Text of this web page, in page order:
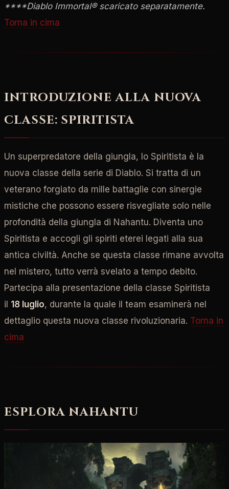
****Diablo Immortal® scaricato separatamente.
Torna in cima
INTRODUZIONE ALLA NUOVA
CLASSE: SPIRITISTA
Un superpredatore della giungla, lo Spiritista è la
nuova classe della serie di Diablo. Si tratta di un
veterano forgiato da mille battaglie con sinergie
mistiche che possono essere risvegliate solo nelle
profondità della giungla di Nahantu. Diventa uno
Spiritista e accogli gli spiriti eterei legati alla sua
antica civiltà. Anche se questa classe rimane avvolta
nel mistero, tutto verrà svelato a tempo debito.
Partecipa alla presentazione della classe Spiritista
il 18 luglio, durante la quale il team esaminerà nel
dettaglio questa nuova classe rivoluzionaria. Torna in
cima
ESPLORA NAHANTU